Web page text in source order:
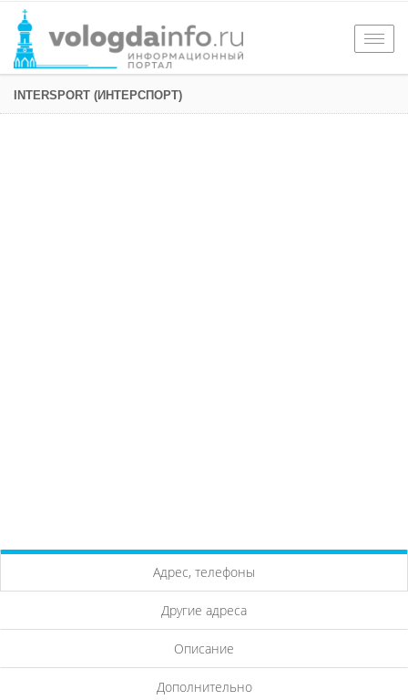
INTERSPORT (ИНТЕРСПОРТ)
Адрес, телефоны
Другие адреса
Описание
Дополнительно